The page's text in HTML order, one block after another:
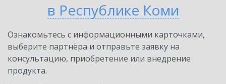
в Республике Коми
Ознакомьтесь с информационными карточками,
выберите партнёра и отправьте заявку на
консультацию, приобретение или внедрение
продукта.